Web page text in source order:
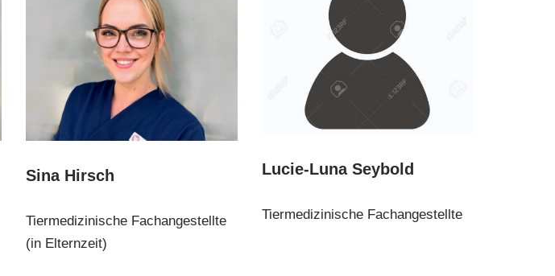
Sina Hirsch
Tiermedizinische Fachangestellte
(in Elternzeit)
Lucie-Luna Seybold
Tiermedizinische Fachangestellte